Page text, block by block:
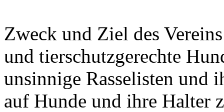
Zweck und Ziel des
und tierschutzgerechte
unsinnige Rasselisten und
auf Hunde und ihre Halter